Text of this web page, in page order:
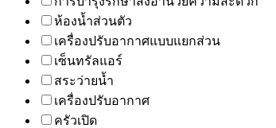
ห้องน้ำส่วนตัว
เครื่องปรับอากาศแบบแยกส่วน
เซ็นทรัลแอร์
สระว่ายน้ำ
เครื่องปรับอากาศ
ครัวเปิด